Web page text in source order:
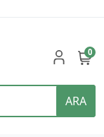
ARA
0